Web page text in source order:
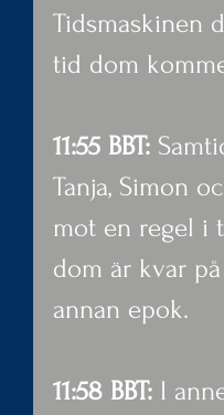
Tidsmaskinen
tid dom
11:55 BBT:
Tanja, Simon
mot en regel i
dom är kvar
annan epok.
11:58 BBT: I